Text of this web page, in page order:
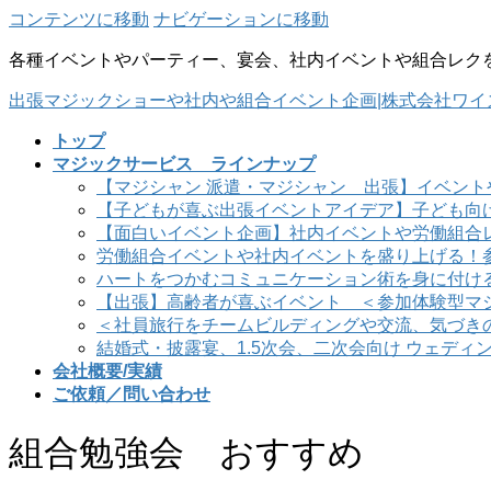
コンテンツに移動 ナビゲーションに移動
各種イベントやパーティー、宴会、社内イベントや組合レ
出張マジックショーや社内や組合イベント企画|株式会社ワ
トップ
マジックサービス ラインナップ
【マジシャン 派遣・マジシャン 出張】イベン
【子どもが喜ぶ出張イベントアイデア】子ども
【面白いイベント企画】社内イベントや労働組
労働組合イベントや社内イベントを盛り上げる
ハートをつかむコミュニケーション術を身に付け
【出張】高齢者が喜ぶイベント ＜参加体験型マ
＜社員旅行をチームビルディングや交流、気づ
結婚式・披露宴、1.5次会、二次会向け ウェディ
会社概要/実績
ご依頼／問い合わせ
組合勉強会 おすすめ